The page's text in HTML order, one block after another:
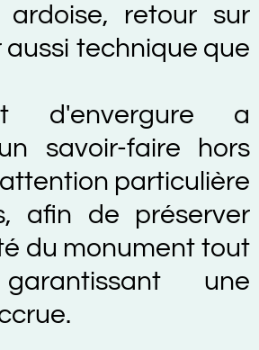
ardoise, retour sur
technique que
d'envergure a
savoir-faire hors
particulière
afin de préserver
du monument tout
une